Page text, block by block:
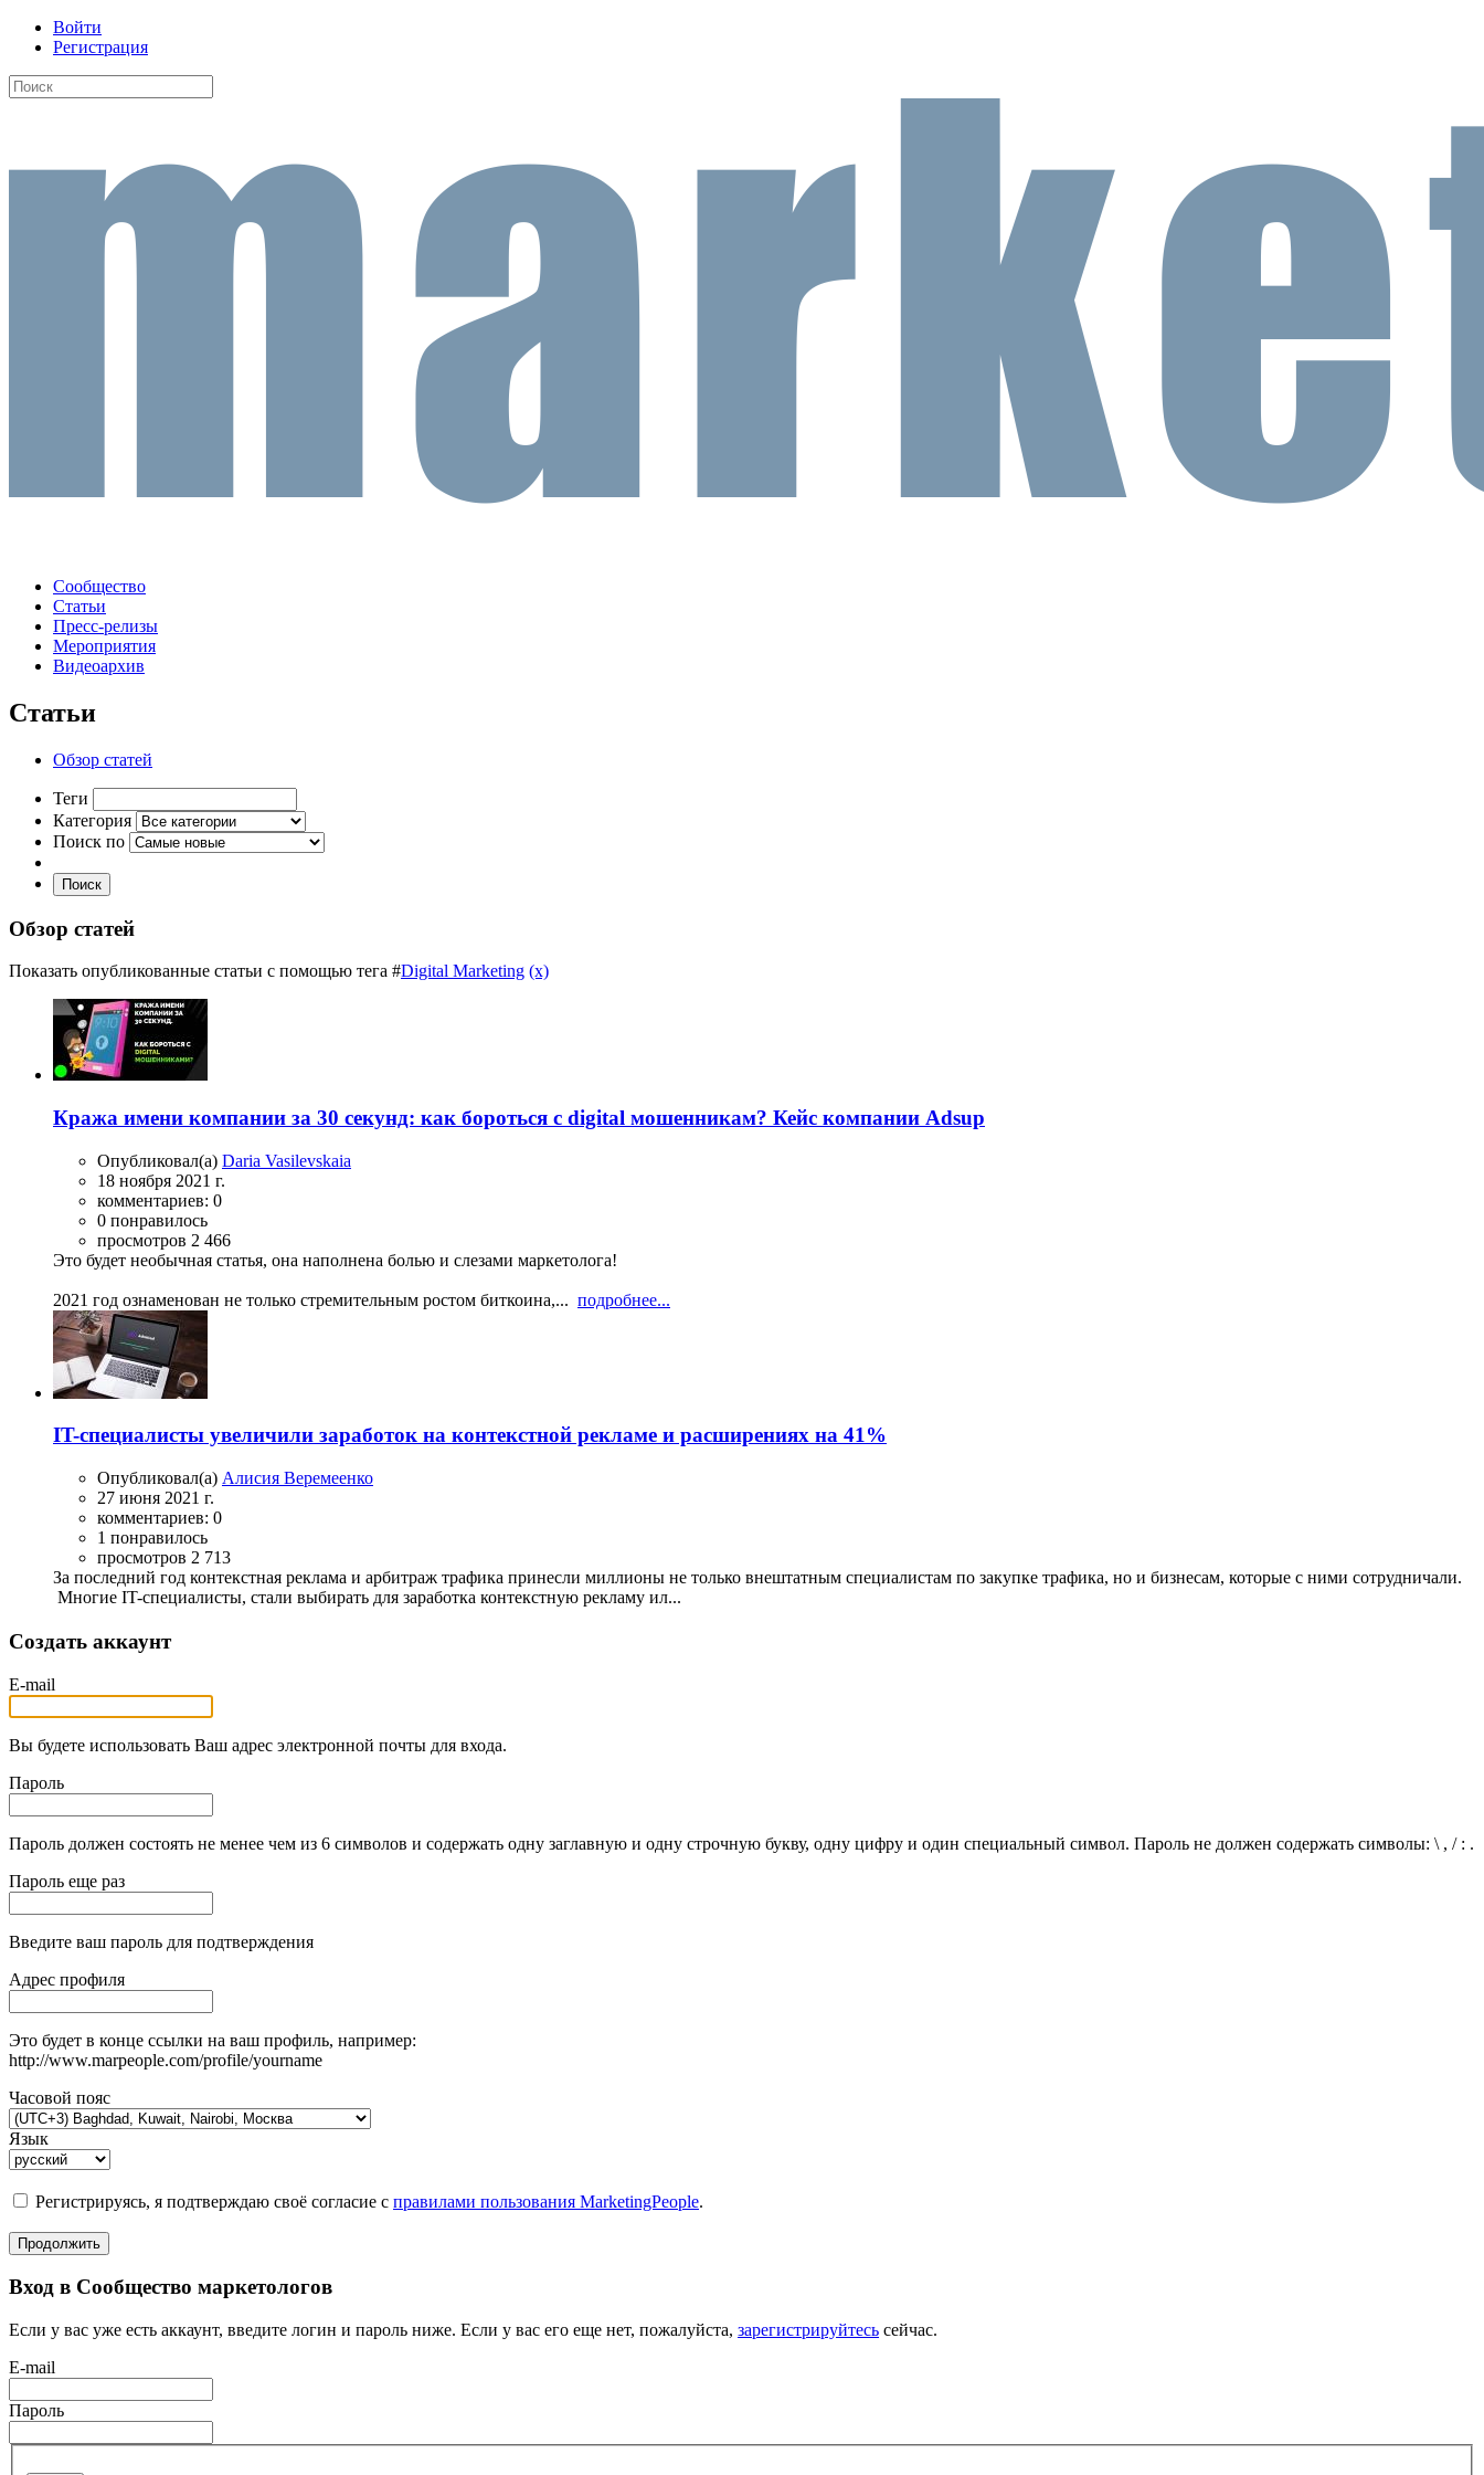
Войти
Регистрация
Сообщество
Статьи
Пресс-релизы
Мероприятия
Видеоархив
Статьи
Обзор статей
Теги
Категория
Поиск по
Поиск
Обзор статей
Показать опубликованные статьи с помощью тега #Digital Marketing (x)
Кража имени компании за 30 секунд: как бороться с digital мошенникам? Кейс компании Adsup
Опубликовал(а) Daria Vasilevskaia
18 ноября 2021 г.
комментариев: 0
0 понравилось
просмотров 2 466
Это будет необычная статья, она наполнена болью и слезами маркетолога!
2021 год ознаменован не только стремительным ростом биткоина,... подробнее...
IT-специалисты увеличили заработок на контекстной рекламе и расширениях на 41%
Опубликовал(а) Алисия Веремеенко
27 июня 2021 г.
комментариев: 0
1 понравилось
просмотров 2 713
За последний год контекстная реклама и арбитраж трафика принесли миллионы не только внештатным специалистам по закупке трафика, но и бизнесам, которые с ними сотрудничали.
Многие IT-специалисты, стали выбирать для заработка контекстную рекламу ил...
Создать аккаунт
E-mail
Вы будете использовать Ваш адрес электронной почты для входа.
Пароль
Пароль должен состоять не менее чем из 6 символов и содержать одну заглавную и одну строчную букву, одну цифру и один специальный символ. Пароль не должен содержать символы: \ , / : .
Пароль еще раз
Введите ваш пароль для подтверждения
Адрес профиля
Это будет в конце ссылки на ваш профиль, например:
http://www.marpeople.com/profile/yourname
Часовой пояс
Язык
Регистрируясь, я подтверждаю своё согласие с правилами пользования MarketingPeople.
Продолжить
Вход в Сообщество маркетологов
Если у вас уже есть аккаунт, введите логин и пароль ниже. Если у вас его еще нет, пожалуйста, зарегистрируйтесь сейчас.
E-mail
Пароль